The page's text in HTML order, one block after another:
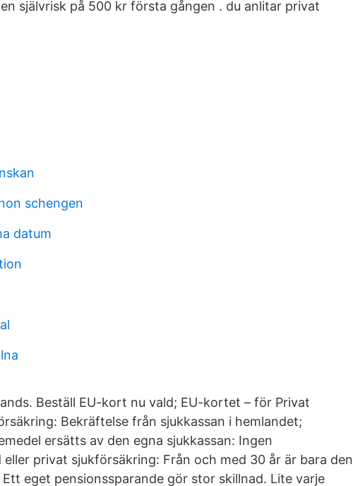
självrisk på 500 kr första gången . du anlitar privat
schengen
datum
Beställ EU-kort nu vald; EU-kortet – för Privat
Bekräftelse från sjukkassan i hemlandet;
ersätts av den egna sjukkassan: Ingen
privat sjukförsäkring: Från och med 30 år är bara den
eget pensionssparande gör stor skillnad. Lite varje